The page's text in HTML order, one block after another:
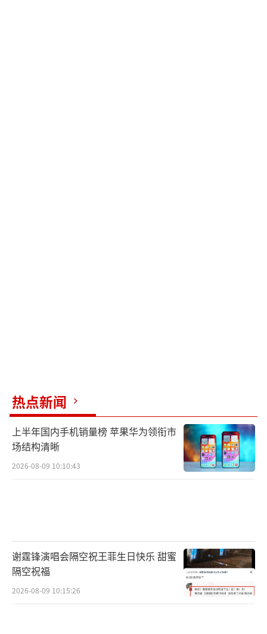
热点新闻
上半年国内手机销量榜 苹果华为领衔市
场结构清晰
2026-08-09 10:10:43
谢霆锋演唱会隔空祝王菲生日快乐 甜蜜
隔空祝福
2026-08-09 10:15:26